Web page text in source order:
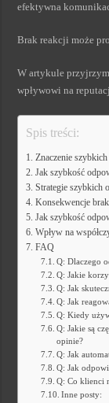
efektywna
Brak reakcji może
W artykule
wpływowi na
Spis treści:
Znaczenie
Jak szybkość
Strategie szybkich
Konsekwencje
Jak szybkość
Wpływ na
FAQ
Q: Dlaczego
Q: Jakie
Q: Jak
Q: Jak
Q: Kiedy
Q: Jakie są
opinie?
Q: Jak
Q: Jak
Q: Co klienci
Inne posty: